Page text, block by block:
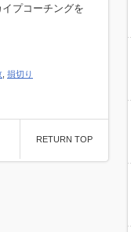
プコーチングを
損切り
RETURN TOP